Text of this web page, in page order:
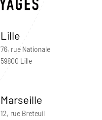
Lille
76, rue Nationale
59800 Lille
Marseille
12, rue Breteuil